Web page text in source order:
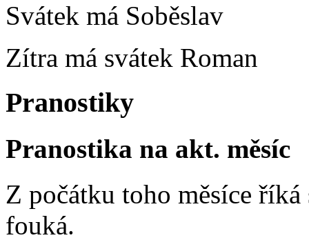
Svátek má Soběslav
Zítra má svátek Roman
Pranostiky
Pranostika na akt. měsíc
Z počátku toho měsíce
fouká.